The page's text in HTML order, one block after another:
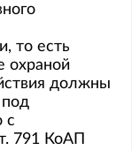
то есть
охраной
должны
под
с
791 КоАП